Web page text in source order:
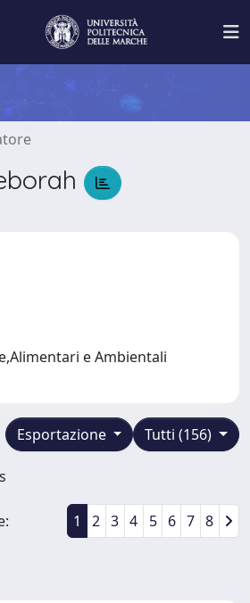
e Ambientali
Tutti (156)
Esportazione
1 2 3 4 5 6 7 8